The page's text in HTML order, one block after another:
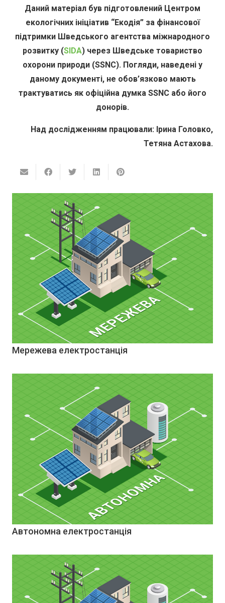
Даний матеріал був підготовлений Центром
екологічних ініціатив “Екодія” за фінансової
підтримки Шведського агентства міжнародного
розвитку (SIDA) через Шведське товариство
охорони природи (SSNC). Погляди, наведені у
даному документі, не обов’язково мають
трактуватись як офіційна думка SSNC або його
донорів.
Над дослідженням працювали: Ірина Головко,
Тетяна Астахова.
Мережева електростанція
Автономна електростанція